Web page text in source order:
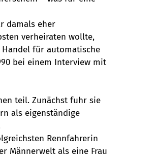
damals eher
verheiraten wollte,
für automatische
bei einem Interview mit
teil. Zunächst fuhr sie
als eigenständige
Rennfahrerin
Männerwelt als eine Frau